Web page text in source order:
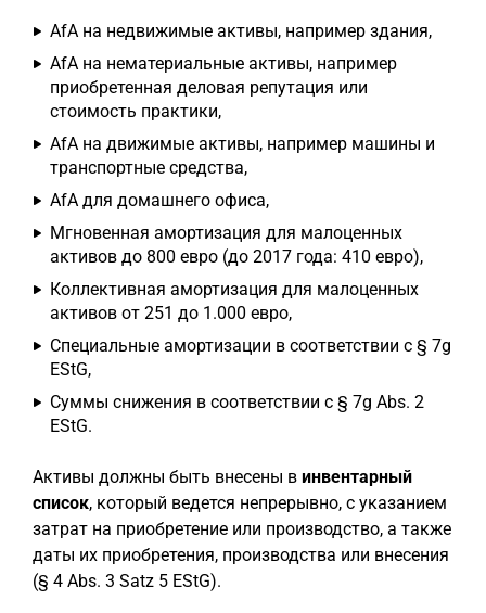
AfA на недвижимые активы, например здания,
AfA на нематериальные активы, например
приобретенная деловая репутация или
стоимость практики,
AfA на движимые активы, например машины и
транспортные средства,
AfA для домашнего офиса,
Мгновенная амортизация для малоценных
активов до 800 евро (до 2017 года: 410 евро),
Коллективная амортизация для малоценных
активов от 251 до 1.000 евро,
Специальные амортизации в соответствии с § 7g
EStG,
Суммы снижения в соответствии с § 7g Abs. 2
EStG.
Активы должны быть внесены в инвентарный
список, который ведется непрерывно, с указанием
затрат на приобретение или производство, а также
даты их приобретения, производства или внесения
(§ 4 Abs. 3 Satz 5 EStG).